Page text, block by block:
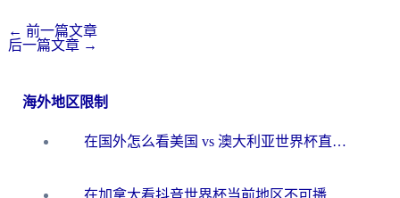
← 前一篇文章
后一篇文章 →
海外地区限制
在国外怎么看美国 vs 澳大利亚世界杯直播？海外党必藏的中文解说观赛指南
在加拿大看抖音世界杯当前地区不可播放？海外党体育观赛终极指南